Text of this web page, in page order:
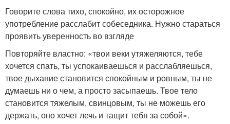
Говорите слова тихо, спокойно, их осторожное
употребление расслабит собеседника. Нужно стараться
проявить уверенность во взгляде
Повторяйте властно: «твои веки утяжеляются, тебе
хочется спать, ты успокаиваешься и расслабляешься,
твое дыхание становится спокойным и ровным, ты не
думаешь ни о чем, а просто засыпаешь. Твое тело
становится тяжелым, свинцовым, ты не можешь его
держать, оно хочет лечь и тащит тебя за собой».